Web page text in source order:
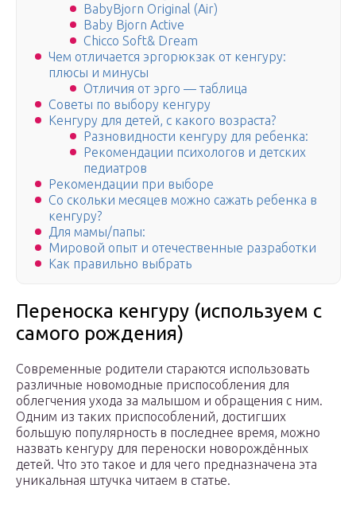
BabyBjorn Original (Air)
Baby Bjorn Active
Chicco Soft& Dream
Чем отличается эргорюкзак от кенгуру:
плюсы и минусы
Отличия от эрго — таблица
Советы по выбору кенгуру
Кенгуру для детей, с какого возраста?
Разновидности кенгуру для ребенка:
Рекомендации психологов и детских
педиатров
Рекомендации при выборе
Со скольки месяцев можно сажать ребенка в
кенгуру?
Для мамы/папы:
Мировой опыт и отечественные разработки
Как правильно выбрать
Переноска кенгуру (используем с
самого рождения)
Современные родители стараются использовать
различные новомодные приспособления для
облегчения ухода за малышом и обращения с ним.
Одним из таких приспособлений, достигших
большую популярность в последнее время, можно
назвать кенгуру для переноски новорождённых
детей. Что это такое и для чего предназначена эта
уникальная штучка читаем в статье.